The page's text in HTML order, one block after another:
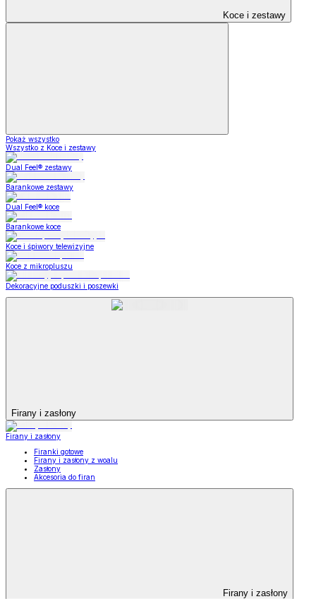
Koce i zestawy
Pokaż wszystko
Wszystko z Koce i zestawy
Dual Feel® zestawy
Barankowe zestawy
Dual Feel® koce
Barankowe koce
Koce i śpiwory telewizyjne
Koce z mikropluszu
Dekoracyjne poduszki i poszewki
Firany i zasłony
Firany i zasłony
Firanki gotowe
Firany i zasłony z woalu
Zasłony
Akcesoria do firan
Firany i zasłony